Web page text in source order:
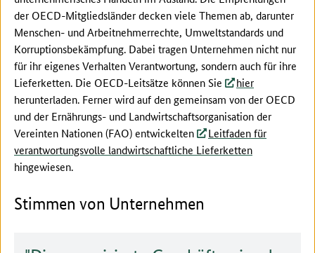
der OECD-Mitgliedsländer decken viele Themen ab, darunter
Menschen- und Arbeitnehmerrechte, Umweltstandards und
Korruptionsbekämpfung. Dabei tragen Unternehmen nicht nur
für ihr eigenes Verhalten Verantwortung, sondern auch für ihre
Lieferketten. Die OECD-Leitsätze können Sie
hier
herunterladen. Ferner wird auf den gemeinsam von der OECD
und der Ernährungs- und Landwirtschaftsorganisation der
Vereinten Nationen (FAO) entwickelten
Leitfaden für
verantwortungsvolle landwirtschaftliche Lieferketten
hingewiesen.
Stimmen von Unternehmen